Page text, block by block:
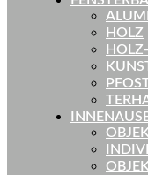
HOLZ